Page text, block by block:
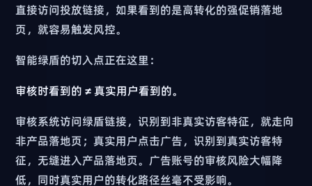
直接访问投放链接，如果看到的是高转化的强促销落地
页，就容易触发风控。
智能绿盾的切入点正在这里：
审核时看到的 ≠ 真实用户看到的。
审核系统访问绿盾链接，识别到非真实访客特征，就走向
非产品落地页；真实用户点击广告，识别到真实访客特
征，无缝进入产品落地页。广告账号的审核风险大幅降
低，同时真实用户的转化路径丝毫不受影响。